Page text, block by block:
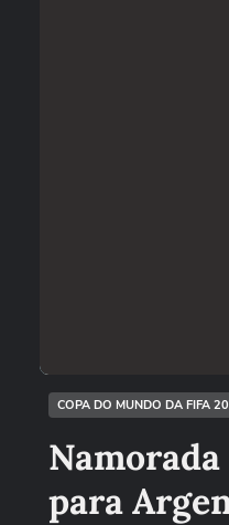
COPA DO MUNDO DA FIFA
para